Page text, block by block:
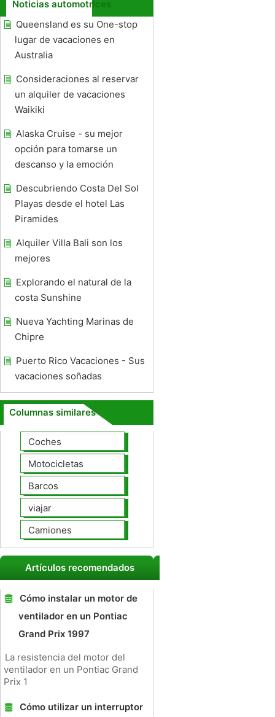
Noticias automotrices
Queensland es su One-stop
lugar de vacaciones en
Australia
Consideraciones al reservar
un alquiler de vacaciones
Waikiki
Alaska Cruise - su mejor
opción para tomarse un
descanso y la emoción
Descubriendo Costa Del Sol
Playas desde el hotel Las
Piramides
Alquiler Villa Bali son los
mejores
Explorando el natural de la
costa Sunshine
Nueva Yachting Marinas de
Chipre
Puerto Rico Vacaciones - Sus
vacaciones soñadas
Columnas similares
Coches
Motocicletas
Barcos
viajar
Camiones
Artículos recomendados
Cómo instalar un motor de
ventilador en un Pontiac
Grand Prix 1997
La resistencia del motor del
ventilador en un Pontiac Grand
Prix 1
Cómo utilizar un interruptor